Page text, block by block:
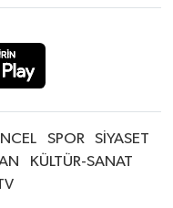
SPOR
SİYASET
KÜLTÜR-SANAT